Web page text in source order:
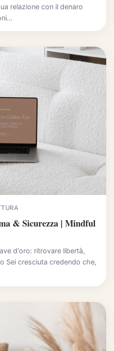
relazione con il denaro
& Sicurezza | Mindful
d'oro: ritrovare libertà,
Sei cresciuta credendo che,